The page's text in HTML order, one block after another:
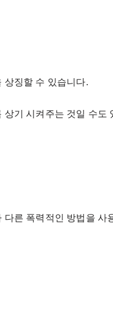
상징할 수 있습니다.
기 시켜주는 것일 수도
른 폭력적인 방법을